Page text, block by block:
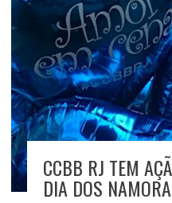
CCBB RJ TEM
DIA DOS